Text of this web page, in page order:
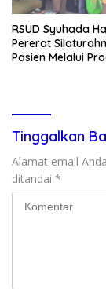
RSUD Syuhada
Pererat
Pasien Melalui
Tinggalkan
Alamat email
ditandai *